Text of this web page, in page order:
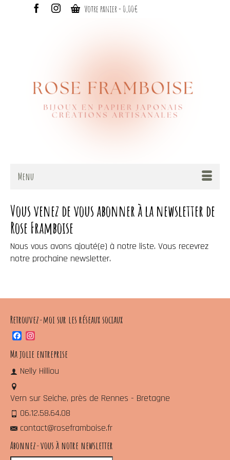
Votre panier- 0,00€
Menu
Vous venez de vous abonner à la newsletter de
Rose Framboise
Nous vous avons ajouté(e) à notre liste. Vous recevrez
notre prochaine newsletter.
Retrouvez-moi sur les réseaux sociaux
Facebook
Ma jolie entreprise
Nelly Hilliou
Vern sur Seiche, près de Rennes - Bretagne
06.12.58.64.08
contact@roseframboise.fr
Abonnez-vous à notre newsletter